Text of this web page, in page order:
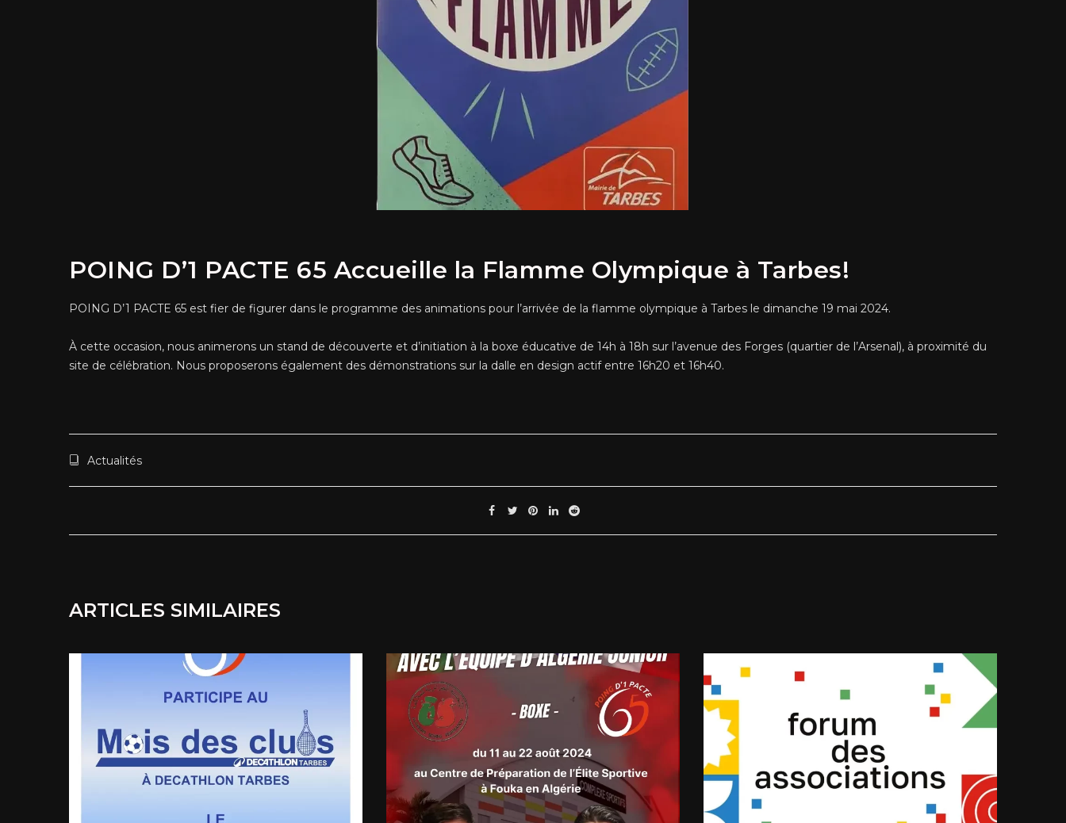
POING D’1 PACTE 65 Accueille la Flamme Olympique à Tarbes!
POING D’1 PACTE 65 est fier de figurer dans le programme des animations pour l’arrivée de la flamme olympique à Tarbes le dimanche 19 mai 2024.
À cette occasion, nous animerons un stand de découverte et d’initiation à la boxe éducative de 14h à 18h sur l’avenue des Forges (quartier de l’Arsenal), à proximité du
site de célébration. Nous proposerons également des démonstrations sur la dalle en design actif entre 16h20 et 16h40.
Actualités
ARTICLES SIMILAIRES